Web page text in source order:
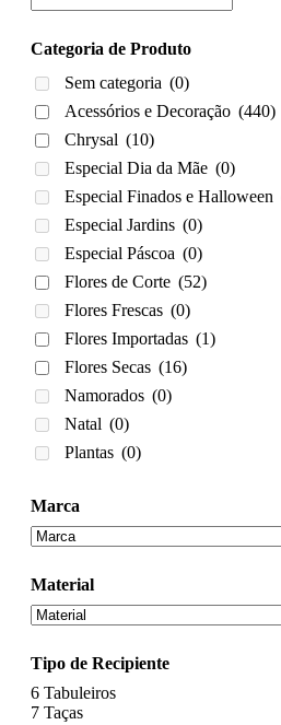
Categoria de Produto
Sem categoria (0)
Acessórios e Decoração (440)
Chrysal (10)
Especial Dia da Mãe (0)
Especial Finados e Halloween
Especial Jardins (0)
Especial Páscoa (0)
Flores de Corte (52)
Flores Frescas (0)
Flores Importadas (1)
Flores Secas (16)
Namorados (0)
Natal (0)
Plantas (0)
Marca
Material
Tipo de Recipiente
6 Tabuleiros
7 Taças